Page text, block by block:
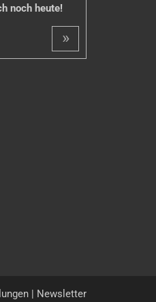
noch heute!
»
| Newsletter